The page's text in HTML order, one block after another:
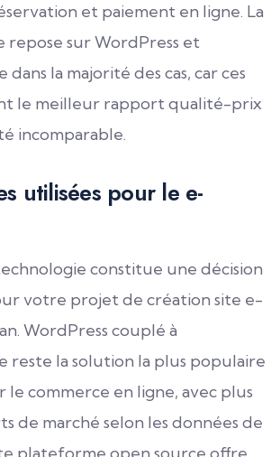
et paiement en ligne. La
repose sur WordPress et
la majorité des cas, car ces
le meilleur rapport qualité-prix
incomparable.
utilisées pour le e-
constitue une décision
votre projet de création site e-
WordPress couplé à
reste la solution la plus populaire
le commerce en ligne, avec plus
de marché selon les données de